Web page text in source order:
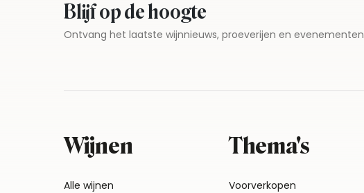
Blijf op de hoogte
Ontvang het laatste wijnnieuws, proeverijen en evenementen
Wijnen
Alle wijnen
Thema's
Voorverkopen